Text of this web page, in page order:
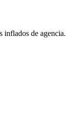
inflados de agencia.